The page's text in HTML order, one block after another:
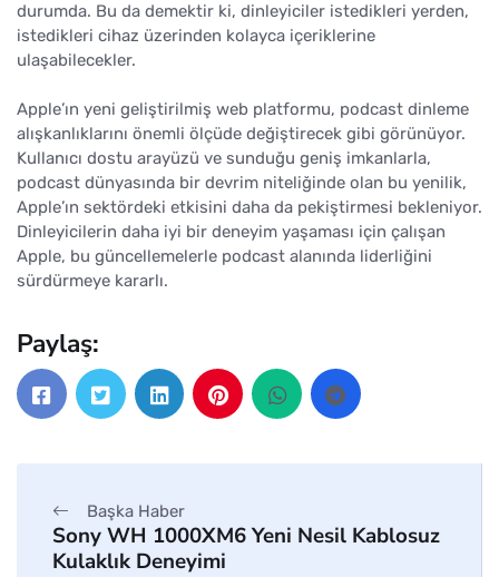
durumda. Bu da demektir ki, dinleyiciler istedikleri yerden,
istedikleri cihaz üzerinden kolayca içeriklerine
ulaşabilecekler.
Apple’ın yeni geliştirilmiş web platformu, podcast dinleme
alışkanlıklarını önemli ölçüde değiştirecek gibi görünüyor.
Kullanıcı dostu arayüzü ve sunduğu geniş imkanlarla,
podcast dünyasında bir devrim niteliğinde olan bu yenilik,
Apple’ın sektördeki etkisini daha da pekiştirmesi bekleniyor.
Dinleyicilerin daha iyi bir deneyim yaşaması için çalışan
Apple, bu güncellemelerle podcast alanında liderliğini
sürdürmeye kararlı.
Paylaş:
Başka Haber
Sony WH 1000XM6 Yeni Nesil Kablosuz
Kulaklık Deneyimi